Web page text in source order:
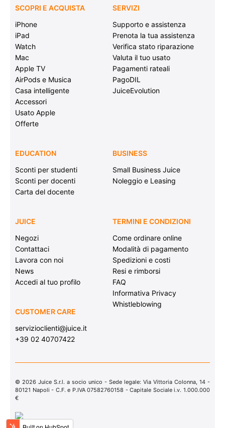
SCOPRI E ACQUISTA
iPhone
iPad
Watch
Mac
Apple TV
AirPods e Musica
Casa intelligente
Accessori
Usato Apple
Offerte
SERVIZI
Supporto e assistenza
Prenota la tua assistenza
Verifica stato riparazione
Valuta il tuo usato
Pagamenti rateali
PagoDIL
JuiceEvolution
EDUCATION
Sconti per studenti
Sconti per docenti
Carta del docente
BUSINESS
Small Business Juice
Noleggio e Leasing
JUICE
Negozi
Contattaci
Lavora con noi
News
Accedi al tuo profilo
CUSTOMER CARE
servizioclienti@juice.it
+39 02 40707422
TERMINI E CONDIZIONI
Come ordinare online
Modalità di pagamento
Spedizioni e costi
Resi e rimborsi
FAQ
Informativa Privacy
Whistleblowing
© 2026 Juice S.r.l. a socio unico - Sede legale: Via Vittoria Colonna, 14 -
80121 Napoli - C.F. e P.IVA 07582760158 - Capitale Sociale i.v. 1.000.000
€